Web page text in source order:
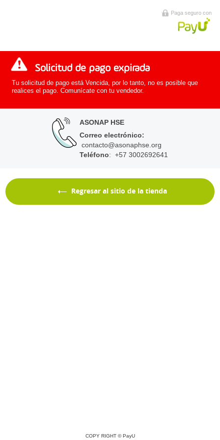
Paga seguro con
Solicitud de pago expirada
Tu solicitud de pago está Vencida, por lo tanto, no es posible que
realices el pago. Comunícate con tu vendedor.
ASONAP HSE
Correo electrónico:
contacto@asonaphse.org
Teléfono: +57 3002692641
Regresar al sitio de la tienda
COPY RIGHT ©PayU